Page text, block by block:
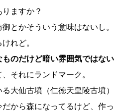
ますか？
とかそういう意味はないし。
れど。
ものだけど暗い雰囲気ではない
それにランドマーク。
大仙古墳（仁徳天皇陵古墳）
から森になってるけど、作っ